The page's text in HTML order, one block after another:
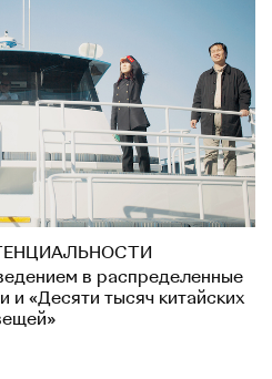
в распределенные
и «Десяти тысяч китайских